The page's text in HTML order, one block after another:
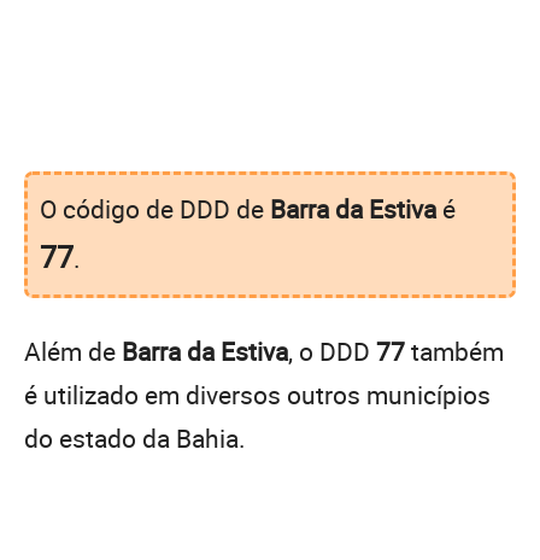
O código de DDD de Barra da Estivaé
77.
Além de Barra da Estiva, o DDD 77também
é utilizado em diversos outros municípios
do estado da Bahia.